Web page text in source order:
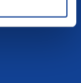
Helsinki